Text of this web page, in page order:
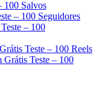
100 Salvos
– 100 Seguidores
– 100
Teste – 100 Reels
Grátis Teste – 100